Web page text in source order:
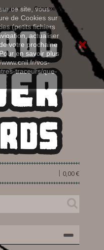
ce site, vous
de Cookies sur
(petits fichiers
actualiser
votre prochaine
en savoir plus
vos-
traceurs/que-
Connexion
0,00 €
|